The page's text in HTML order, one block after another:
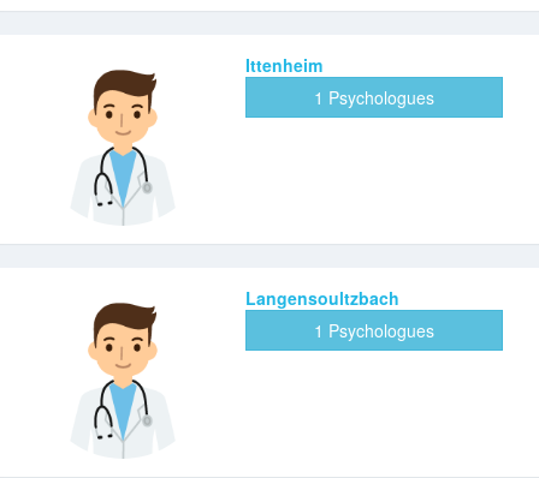
Ittenheim
1 Psychologues
Langensoultzbach
1 Psychologues